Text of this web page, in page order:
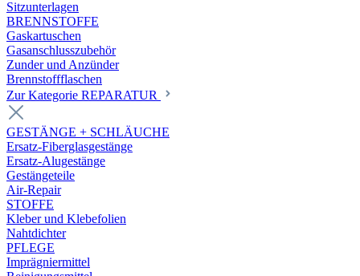
Sitzunterlagen
BRENNSTOFFE
Gaskartuschen
Gasanschlusszubehör
Zunder und Anzünder
Brennstoffflaschen
Zur Kategorie REPARATUR
GESTÄNGE + SCHLÄUCHE
Ersatz-Fiberglasgestänge
Ersatz-Alugestänge
Gestängeteile
Air-Repair
STOFFE
Kleber und Klebefolien
Nahtdichter
PFLEGE
Imprägniermittel